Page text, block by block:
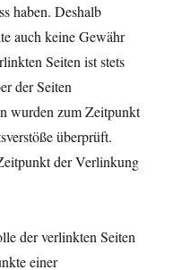
haben. Deshalb
auch keine Gewähr
Seiten ist stets
der Seiten
wurden zum Zeitpunkt
überprüft.
der Verlinkung
der verlinkten Seiten
einer